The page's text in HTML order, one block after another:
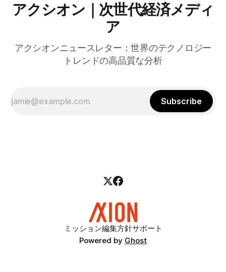
アクシオン｜次世代経済メディ
ア
アクシオンニュースレター：世界のテクノロジー
トレンドの高品質な分析
Subscribe
ミッション編集方針サポート
Powered by Ghost